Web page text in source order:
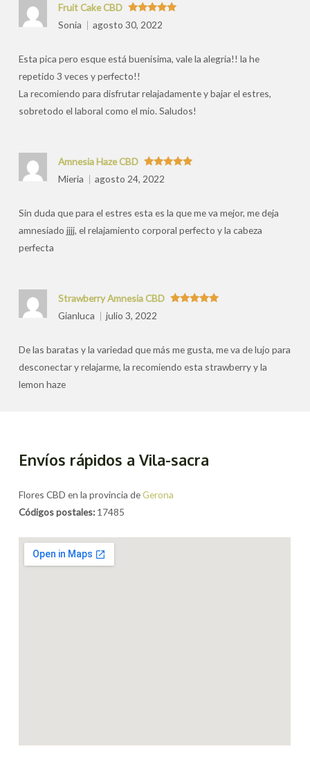
Valorado
con5de 5
Fruit Cake CBD
Sonia
agosto 30, 2022
Esta pica pero esque está buenisima, vale la alegria!! la he
repetido 3 veces y perfecto!!
La recomiendo para disfrutar relajadamente y bajar el estres,
sobretodo el laboral como el mio. Saludos!
Valorado
con5
Amnesia Haze CBD
Mieria
agosto 24, 2022
Sin duda que para el estres esta es la que me va mejor, me deja
amnesiado jjjj, el relajamiento corporal perfecto y la cabeza
perfecta
Strawberry Amnesia CBD
Gianluca
julio 3, 2022
De las baratas y la variedad que más me gusta, me va de lujo para
desconectar y relajarme, la recomiendo esta strawberry y la
lemon haze
Envíos rápidos a Vila-sacra
Flores CBD en la provincia deGerona
Códigos postales: 17485